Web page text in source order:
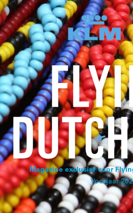
Magazine exclusief voor
Voorjaar